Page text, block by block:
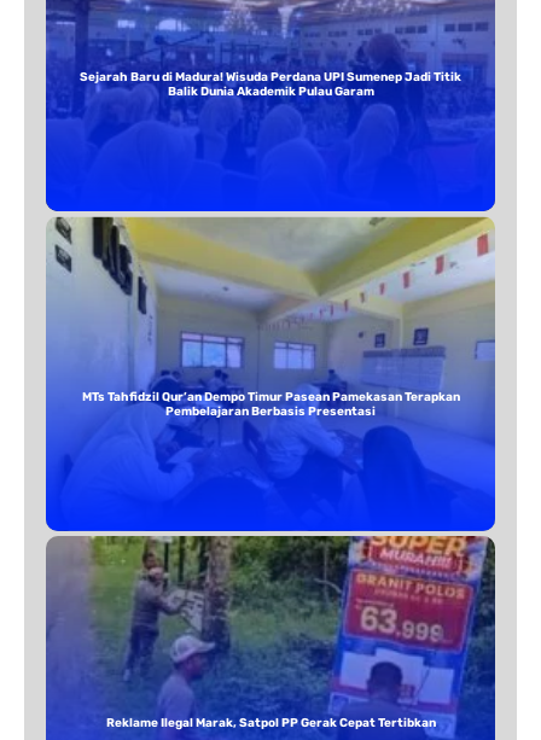
Sejarah Baru di Madura! Wisuda Perdana UPI Sumenep Jadi Titik
Balik Dunia Akademik Pulau Garam
MTs Tahfidzil Qur’an Dempo Timur Pasean Pamekasan Terapkan
Pembelajaran Berbasis Presentasi
Reklame Ilegal Marak, Satpol PP Gerak Cepat Tertibkan